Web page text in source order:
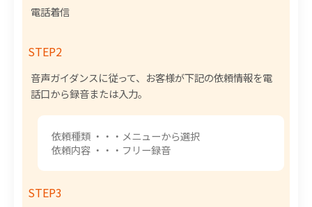
電話着信
STEP2
音声ガイダンスに従って、お客様が下記の依頼情報を電
話口から録音または入力。
依頼種類 ・・・メニューから選択
依頼内容 ・・・フリー録音
STEP3